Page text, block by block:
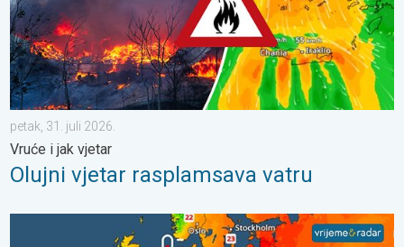
petak, 31. juli 2026.
Vruće i jak vjetar
Olujni vjetar rasplamsava vatru
Europska mora neobično topla. Do 30 stupnjeva. . . subota,